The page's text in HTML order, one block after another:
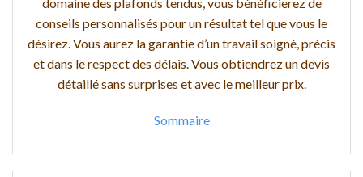
conseils personnalisés pour un résultat tel que vous le
désirez. Vous aurez la garantie d’un travail soigné, précis
et dans le respect des délais. Vous obtiendrez un devis
détaillé sans surprises et avec le meilleur prix.
Sommaire